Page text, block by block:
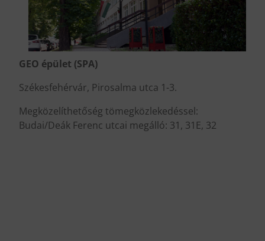
GEO épület (SPA)
Székesfehérvár, Pirosalma utca 1-3.
Megközelíthetőség tömegközlekedéssel:
Budai/Deák Ferenc utcai megálló: 31, 31E, 32